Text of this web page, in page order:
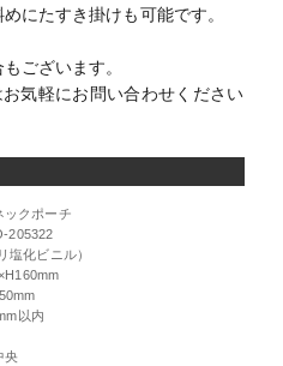
にたすき掛けも可能です。
ございます。
気軽にお問い合わせください
ックポーチ
205322
塩化ビニル）
以内
央